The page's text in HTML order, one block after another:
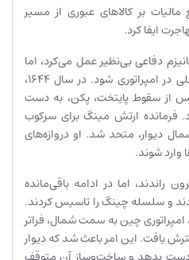
بر کالاهای عبوری از مسیر
ایفا کرد.
دفاعی بی‌نظیر عمل می‌کرد، اما
نتوانست مانع نارضایتی‌های داخلی در امپراتوری شود. در سال ۱۶۴۴،
از سقوط پایتخت، پکن، به دست
فرمانده ارتش مینگ برای سرکوب
دیوار، متحد شد. او دروازه‌های
وارد شوند.
راندند، اما در ادامه باقی‌مانده
و سلسله چینگ را تاسیس کردند.
چین به سمت شمال، فراتر
یافت. این امر باعث شد که دیوار